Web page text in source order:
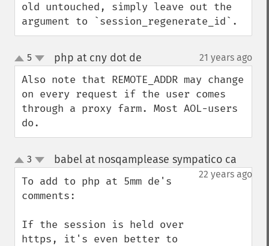
old untouched, simply leave out the
argument to `session_regenerate_id`.
up
down
5 php at cny dot de 21 years ago
Also note that REMOTE_ADDR may change
on every request if the user comes
through a proxy farm. Most AOL-users
do.
up
down
3 babel at nosqamplease sympatico ca
22 years ago
To add to php at 5mm de's
comments:
If the session is held over
https, it's even better to